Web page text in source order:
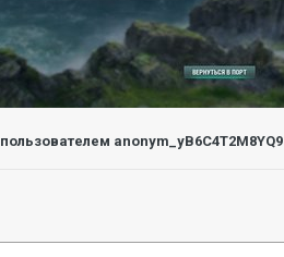
пользователем anonym_yB6C4T2M8YQ9